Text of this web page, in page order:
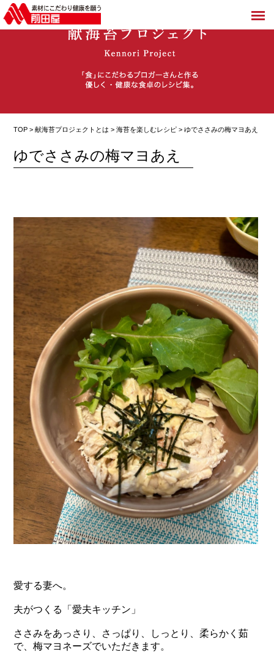
TOP >献海苔プロジェクトとは >海苔を楽しむレシピ> ゆでささみの梅マヨあえ
ゆでささみの梅マヨあえ
愛する妻へ。
夫がつくる「愛夫キッチン」
ささみをあっさり、さっぱり、しっとり、柔らかく茹
で、梅マヨネーズでいただきます。